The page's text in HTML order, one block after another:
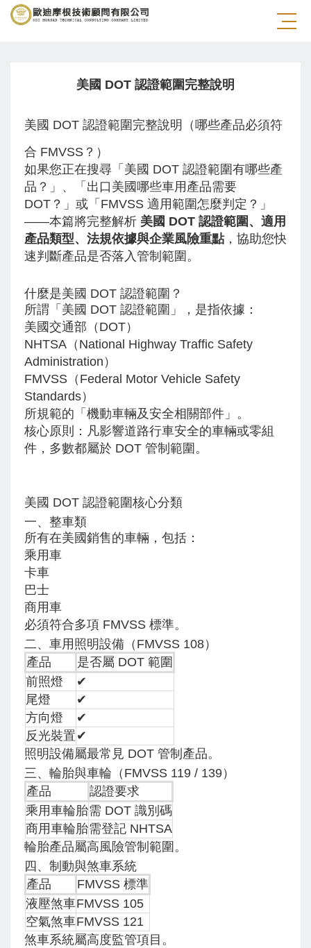
歐盟產品認證
美國 DOT 認證範圍完整說明
美國 DOT 認證範圍完整說明（哪些產品必須符
合 FMVSS？）
如果您正在搜尋「美國 DOT 認證範圍有哪些產
品？」、「出口美國哪些車用產品需要
DOT？」或「FMVSS 適用範圍怎麼判定？」
——本篇將完整解析 美國 DOT 認證範圍、適用
產品類型、法規依據與企業風險重點，協助您快
速判斷產品是否落入管制範圍。
什麼是美國 DOT 認證範圍？
所謂「美國 DOT 認證範圍」，是指依據：
美國交通部（DOT）
NHTSA（National Highway Traffic Safety
Administration）
FMVSS（Federal Motor Vehicle Safety
Standards）
所規範的「機動車輛及安全相關部件」。
核心原則：凡影響道路行車安全的車輛或零組
件，多數都屬於 DOT 管制範圍。
美國 DOT 認證範圍核心分類
一、整車類
所有在美國銷售的車輛，包括：
乘用車
卡車
巴士
商用車
必須符合多項 FMVSS 標準。
二、車用照明設備（FMVSS 108）
產品
是否屬 DOT 範圍
前照燈
✔
尾燈
✔
方向燈
✔
反光裝置 ✔
照明設備屬最常見 DOT 管制產品。
三、輪胎與車輪（FMVSS 119 / 139）
產品
認證要求
乘用車輪胎需 DOT 識別碼
商用車輪胎需登記 NHTSA
輪胎產品屬高風險管制範圍。
四、制動與煞車系統
產品
FMVSS 標準
液壓煞車FMVSS 105
空氣煞車FMVSS 121
煞車系統屬高度監管項目。